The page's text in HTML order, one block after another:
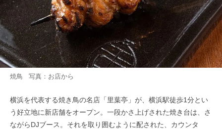
焼鳥 写真：お店から
横浜を代表する焼き鳥の名店「里葉亭」が、横浜駅徒歩1分とい
う好立地に新店舗をオープン。一段かさ上げされた焼き台は、さ
ながらDJブース。それを取り囲むように配された、カウンタ